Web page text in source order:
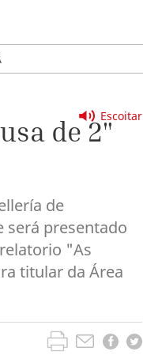
Escoitar
de 2"
de
será presentado
"As
titular da Área